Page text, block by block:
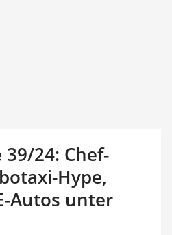
39/24: Chef-
Hype,
Autos unter